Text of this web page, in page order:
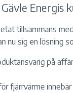
Energis
tillsammans
nu sig en lösning
på
fjärrvärme